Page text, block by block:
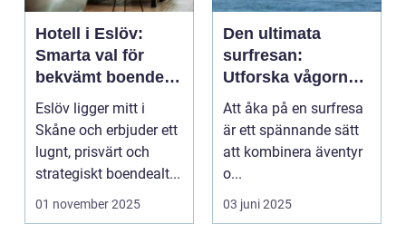
Hotell i Eslöv:
Smarta val för
bekvämt boende i
hjärtat av Skåne
Eslöv ligger mitt i
Skåne och erbjuder ett
lugnt, prisvärt och
strategiskt boendealt...
01 november 2025
Den ultimata
surfresan:
Utforska vågorna
och upptäck
äventyret
Att åka på en surfresa
är ett spännande sätt
att kombinera äventyr
o...
03 juni 2025